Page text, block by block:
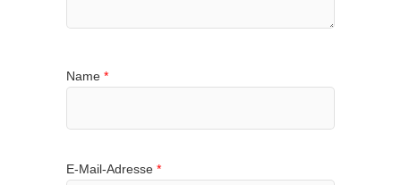
Name *
E-Mail-Adresse *